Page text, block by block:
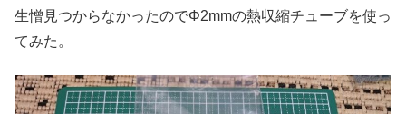
生憎見つからなかったのでΦ2mmの熱収縮チューブを使っ
てみた。